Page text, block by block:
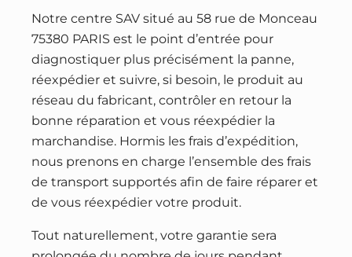
Notre centre SAV situé au 58 rue de Monceau
75380 PARIS est le point d’entrée pour
diagnostiquer plus précisément la panne,
réexpédier et suivre, si besoin, le produit au
réseau du fabricant, contrôler en retour la
bonne réparation et vous réexpédier la
marchandise. Hormis les frais d’expédition,
nous prenons en charge l’ensemble des frais
de transport supportés afin de faire réparer et
de vous réexpédier votre produit.
Tout naturellement, votre garantie sera